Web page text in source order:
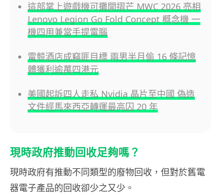
這部掌上遊戲機可攤開摺芒 MWC 2026 亮相
Lenovo Legion Go Fold Concept 概念機 一
機四用兼當手提電腦
電競酒店成竊匪目標 兩男半月偷 16 條記憶
體獲利逾萬四港元
美國起訴四人走私 Nvidia 晶片至中國 偽造
文件經馬來西亞轉運最高囚 20 年
現時政府推動回收足夠嗎？
現時政府有推動不同類型的廢物回收，但對於舊電
器電子產品的回收卻少之又少。